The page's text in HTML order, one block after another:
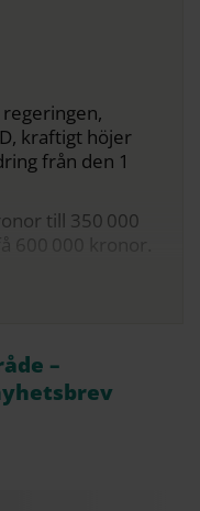
kraftigt höjer
från den 1
till 350 000
600 000 kronor.
–